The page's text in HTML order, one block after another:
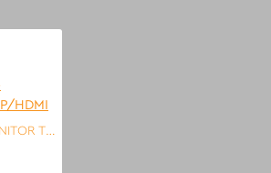
LENOVO USED MONITOR T24I-10|24"|1920x1080 BEZELESS| VGA/DP/HDMI